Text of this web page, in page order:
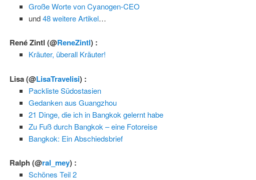
Große Worte von Cyanogen-CEO
und48 weitere Artikel…
René Zintl(@ReneZintl) :
Kräuter, überall Kräuter!
Lisa(@LisaTravelisi) :
Packliste Südostasien
Gedanken aus Guangzhou
21 Dinge, die ich in Bangkok gelernt habe
Zu Fuß durch Bangkok – eine Fotoreise
Bangkok: Ein Abschiedsbrief
Ralph(@ral_mey) :
Schönes Teil 2